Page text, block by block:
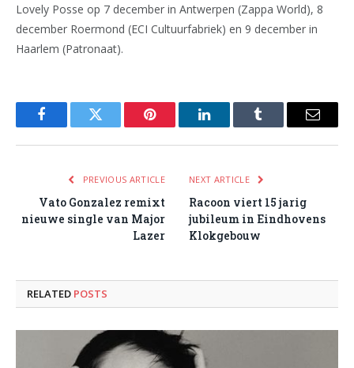
Lovely Posse op 7 december in Antwerpen (Zappa World), 8
december Roermond (ECI Cultuurfabriek) en 9 december in
Haarlem (Patronaat).
FacebookTwitter Pinterest LinkedInTumblr Email
PREVIOUS ARTICLE
Vato Gonzalez remixt
nieuwe single van Major
Lazer
NEXT ARTICLE
Racoon viert 15 jarig
jubileum in Eindhovens
Klokgebouw
RELATED POSTS